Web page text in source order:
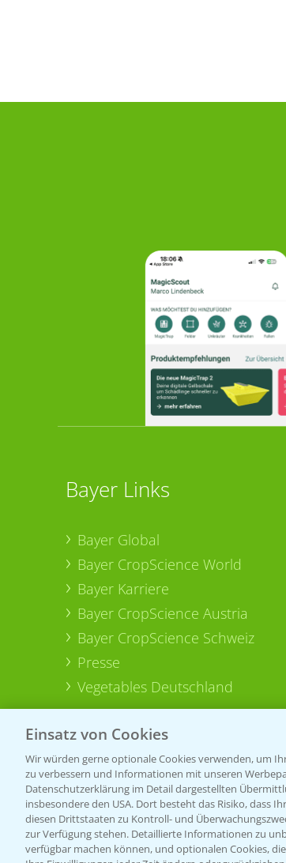
Bayer Links
Bayer Global
Bayer CropScience World
Bayer Karriere
Bayer CropScience Austria
Bayer CropScience Schweiz
Presse
Vegetables Deutschland
Einsatz von Cookies
Wir würden gerne optionale Cookies verwenden, um
zu verbessern und Informationen mit unseren
Datenschutzerklärung im Detail dargestellten
insbesondere den USA. Dort besteht das Risiko, dass
diesen Drittstaaten zu Kontroll- und
zur Verfügung stehen. Detaillierte Informationen zu
verfügbar machen können, und optionalen Cookies,